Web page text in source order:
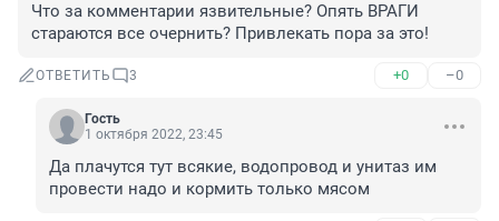
Что за комментарии язвительные? Опять ВРАГИ
стараются все очернить? Привлекать пора за это!
ОТВЕТИТЬ 3 +0 –0
Гость
1 октября 2022, 23:45
Да плачутся тут всякие, водопровод и унитаз им
провести надо и кормить только мясом